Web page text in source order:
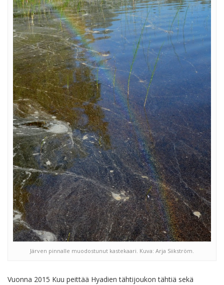
Järven pinnalle muodostunut kastekaari. Kuva: Arja Siikström.
Vuonna 2015 Kuu peittää Hyadien tähtijoukon tähtiä sekä